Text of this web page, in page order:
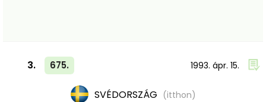
3. 675. 1993. ápr. 15.
SVÉDORSZÁG (itthon)